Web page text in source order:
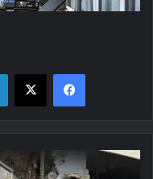
فیسبوک X